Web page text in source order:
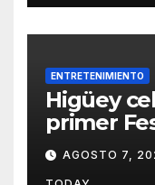
ENTRETENIMIENTO
Higüey
primer
AGOSTO 7,